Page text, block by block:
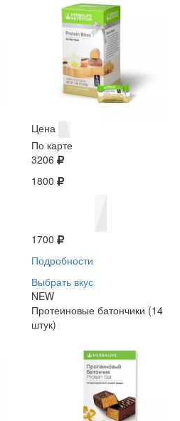
Цена
По карте
3206
1800
1700
Подробности
Выбрать вкус
NEW
Протеиновые батончики (14
штук)